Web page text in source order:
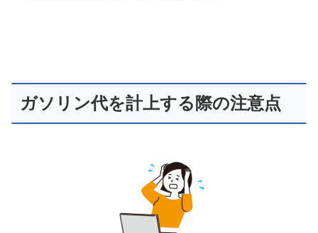
ガソリン代を計上する際の注意点